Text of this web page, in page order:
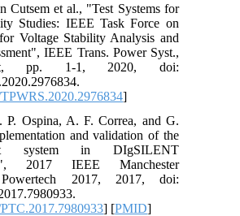
Cutsem et al., "Test Systems for
Studies: IEEE Task Force on
for Voltage Stability Analysis and
IEEE Trans. Power Syst.,
pp. 1-1, 2020, doi:
TPWRS.2020.2976834
P. Ospina, A. F. Correa, and G.
and validation of the
system in DIgSILENT
2017 IEEE Manchester
Powertech 2017, 2017, doi:
PTC.2017.7980933] [PMID